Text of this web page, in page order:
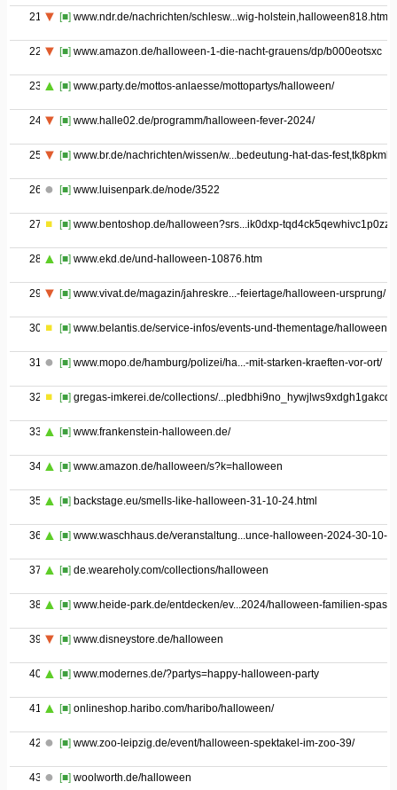
21 [■] www.ndr.de/nachrichten/schlesw...wig-holstein,halloween818.html
22 [■] www.amazon.de/halloween-1-die-nacht-grauens/dp/b000eotsxc
23 [■] www.party.de/mottos-anlaesse/mottopartys/halloween/
24 [■] www.halle02.de/programm/halloween-fever-2024/
25 [■] www.br.de/nachrichten/wissen/w...bedeutung-hat-das-fest,tk8pkml
26 [■] www.luisenpark.de/node/3522
27 [■] www.bentoshop.de/halloween?srs...ik0dxp-
28 [■] www.ekd.de/und-halloween-10876.htm
29 [■] www.vivat.de/magazin/jahreskre...-feiertage/halloween-ursprung/
30 [■] www.belantis.de/service-infos/events-und-thementage/halloween
31 [■] www.mopo.de/hamburg/polizei/ha...-mit-starken-kraeften-vor-ort/
32 [■] gregas-imkerei.de/collections/...pledbhi9no_hywjlws9xdgh1gakcdq
33 [■] www.frankenstein-halloween.de/
34 [■] www.amazon.de/halloween/s?k=halloween
35 [■] backstage.eu/smells-like-halloween-31-10-24.html
36 [■] www.waschhaus.de/veranstaltung...unce-halloween-2024-30-10-
37 [■] de.weareholy.com/collections/halloween
38 [■] www.heide-park.de/entdecken/ev...2024/halloween-familien-spass/
39 [■] www.disneystore.de/halloween
40 [■] www.modernes.de/?partys=happy-halloween-party
41 [■] onlineshop.haribo.com/haribo/halloween/
42 [■] www.zoo-leipzig.de/event/halloween-spektakel-im-zoo-39/
43 [■] woolworth.de/halloween